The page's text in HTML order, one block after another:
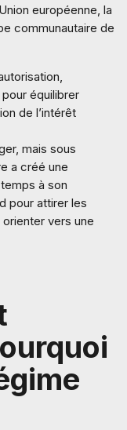
européenne, la
communautaire de
équilibrer
de l’intérêt
mais sous
a créé une
à son
pour attirer les
vers une